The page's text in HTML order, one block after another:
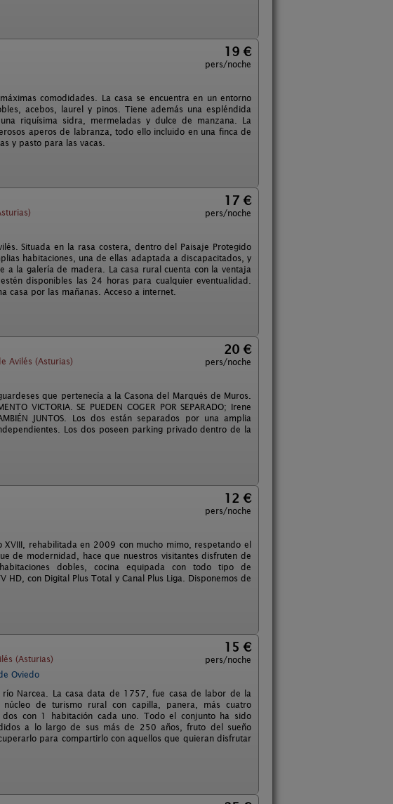
19 €
pers/noche
comodidades. La casa se encuentra en un entorno
acebos, laurel y pinos. Tiene además una espléndida
riquísima sidra, mermeladas y dulce de manzana. La
aperos de labranza, todo ello incluido en una finca de
y pasto para las vacas.
17 €
pers/noche
Situada en la rasa costera, dentro del Paisaje Protegido
habitaciones, una de ellas adaptada a discapacitados, y
a la galería de madera. La casa rural cuenta con la ventaja
disponibles las 24 horas para cualquier eventualidad.
por las mañanas. Acceso a internet.
Avilés (Asturias)
20 €
pers/noche
que pertenecía a la Casona del Marqués de Muros.
VICTORIA. SE PUEDEN COGER POR SEPARADO; Irene
JUNTOS. Los dos están separados por una amplia
Los dos poseen parking privado dentro de la
12 €
pers/noche
rehabilitada en 2009 con mucho mimo, respetando el
de modernidad, hace que nuestros visitantes disfruten de
dobles, cocina equipada con todo tipo de
con Digital Plus Total y Canal Plus Liga. Disponemos de
(Asturias)
15 €
pers/noche
Oviedo
Narcea. La casa data de 1757, fue casa de labor de la
de turismo rural con capilla, panera, más cuatro
con 1 habitación cada uno. Todo el conjunto ha sido
a lo largo de sus más de 250 años, fruto del sueño
para compartirlo con aquellos que quieran disfrutar